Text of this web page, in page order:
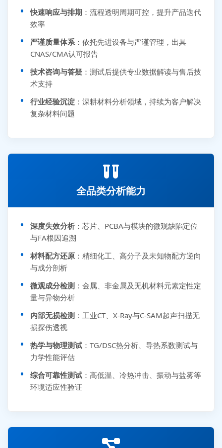
快速响应与排期 ：流程透明周期可控，提升产品迭代
效率
严谨质量体系：依托先进设备与严谨管理，出具
CNAS/CMA认可报告
技术咨询与答疑 ：测试后提供专业数据解读与售后技
术支持
行业经验沉淀 ：深耕材料分析领域，持续为客户解决
复杂材料问题
全品类分析能力
深度失效分析 ：芯片、PCBA与模块的微观缺陷定位
与FA根因追溯
材料配方还原 ：精细化工、高分子及未知物配方逆向
与成分剖析
微观成分检测 ：金属、非金属及无机材料元素定性定
量与异物分析
内部无损检测 ：工业CT、X-Ray与C-SAM超声扫描无
损探伤透视
热学与物理测试 ：TG/DSC热分析、导热系数测试与
力学性能评估
综合可靠性测试 ：高低温、冷热冲击、振动与盐雾等
环境适应性验证